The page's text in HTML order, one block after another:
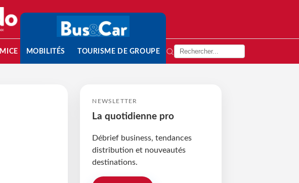
MICE MOBILITÉS TOURISME DE GROUPE
NEWSLETTER
La quotidienne pro
Débrief business, tendances
distribution et nouveautés
destinations.